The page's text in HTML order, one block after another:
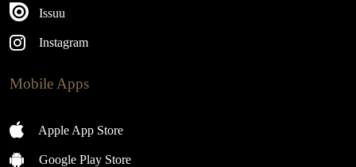
Issuu
Instagram
Mobile Apps
Apple App Store
Google Play Store